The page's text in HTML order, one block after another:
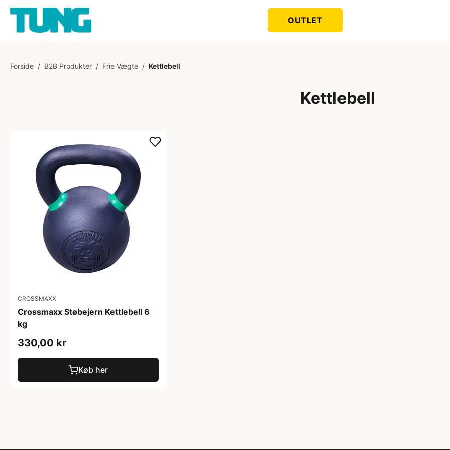
OUTLET
Forside / B2B Produkter / Frie Vægte / Kettlebell
Kettlebell
CROSSMAXX
Crossmaxx Støbejern Kettlebell 6
kg
330,00 kr
Køb her